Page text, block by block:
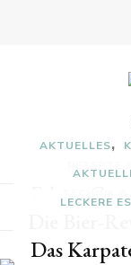
AKTUELLES
Ethno-
der
Die Bier-
LECKERE
Das